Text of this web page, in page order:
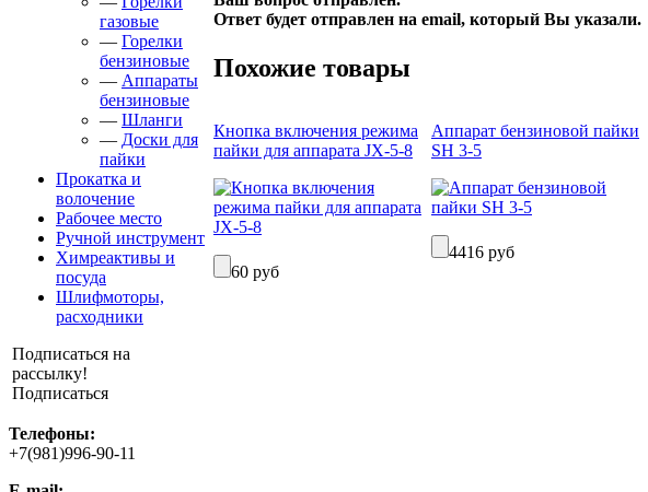
газовые
— Горелки
бензиновые
— Аппараты
бензиновые
— Шланги
— Доски для
пайки
Прокатка и
волочение
Рабочее место
Ручной инструмент
Химреактивы и
посуда
Шлифмоторы,
расходники
Подписаться на
рассылку!
Подписаться
Ответ будет отправлен на email, который Вы указали.
Похожие товары
Кнопка включения режима
пайки для аппарата JX-5-8
60 руб
Аппарат бензиновой пайки
SH 3-5
4416 руб
Телефоны:
+7(981)996-90-11